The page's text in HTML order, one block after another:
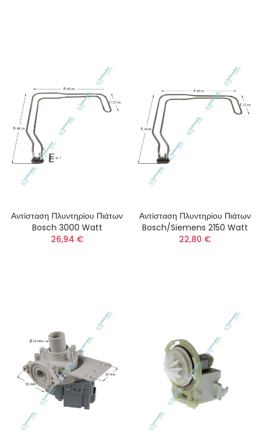
Αντίσταση Πλυντηρίου Πιάτων
Bosch 3000 Watt
26,94 €
Αντίσταση Πλυντηρίου Πιάτων
Bosch/Siemens 2150 Watt
22,80 €